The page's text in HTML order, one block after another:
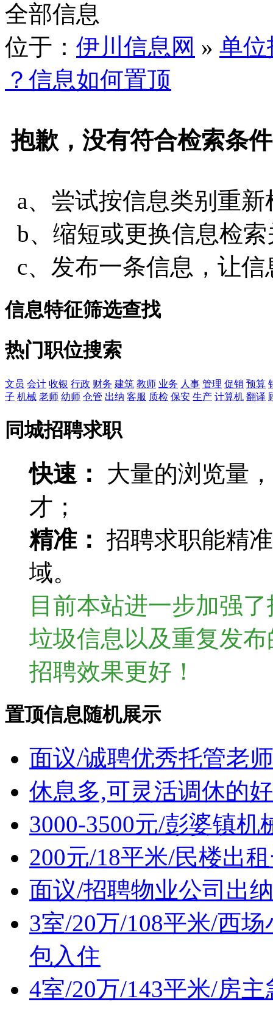
全部信息
位于： 伊川信息网 » 单位
？信息如何置顶
抱歉，没有符合检索条
a、尝试按信息类别重
b、缩短或更换信息检
c、发布一条信息，让
信息特征筛选查找
热门职位搜索
文员 会计 收银 行政 财务 建筑 教师 业务 人事 管理 促销 预算
子 机械 老师 幼师 仓管 出纳 客服 质检 保安 生产 计算机 翻译
同城招聘求职
快速：
大量的浏览量
才；
精准： 招聘求职能精
域。
目前本站进一步加强
垃圾信息以及重复发
招聘效果更好！
置顶信息随机展示
面议/诚聘优秀托管老师
休息多,可灵活调休的
3000-3500元/彭婆镇
200元/18平米/民楼出
面议/招聘物业公司出纳
3室/20万/108平米/西
包入住
4室/20万/143平米/房